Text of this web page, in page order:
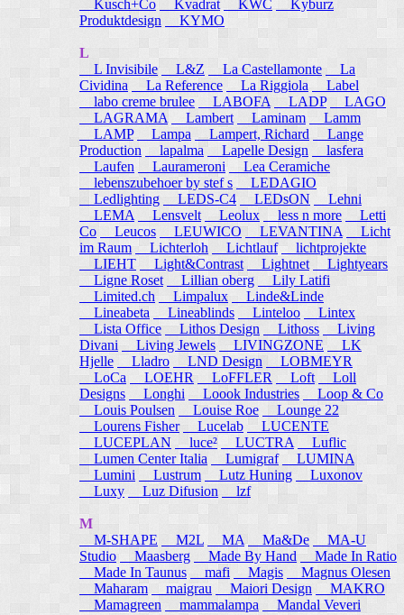
Kusch+Co
Kvadrat KWC
Kyburz
Produktdesign
KYMO
L
L Invisibile
L&Z La Castellamonte
La
Cividina
La Reference La Riggiola
Label
labo creme brulee
LABOFA LADP
LAGO
LAGRAMA
Lambert Laminam
Lamm
LAMP
Lampa Lampert, Richard
Lange
Production
lapalma Lapelle Design
lasfera
Laufen
Laurameroni
Lea Ceramiche
lebenszubehoer by stef s
LEDAGIO
Ledlighting
LEDS-C4 LEDsON
Lehni
LEMA
Lensvelt Leolux less n more
Letti
Co
Leucos LEUWICO LEVANTINA
Licht
im Raum
Lichterloh Lichtlauf lichtprojekte
LIEHT
Light&Contrast Lightnet
Lightyears
Ligne Roset
Lillian oberg
Lily Latifi
Limited.ch
Limpalux
Linde&Linde
Lineabeta
Lineablinds Linteloo
Lintex
Lista Office Lithos Design Lithoss
Living
Divani
Living Jewels LIVINGZONE
LK
Hjelle
Lladro LND Design
LOBMEYR
LoCa
LOEHR LoFFLER Loft
Loll
Designs
Longhi Loook Industries
Loop & Co
Louis Poulsen
Louise Roe
Lounge 22
Lourens Fisher
Lucelab
LUCENTE
LUCEPLAN
luce² LUCTRA
Luflic
Lumen Center Italia
Lumigraf
LUMINA
Lumini
Lustrum Lutz Huning
Luxonov
Luxy
Luz Difusion lzf
M
M-SHAPE
M2L MA Ma&De
MA-U
Studio
Maasberg Made By Hand
Made In Ratio
Made In Taunus
mafi Magis
Magnus Olesen
Maharam
maigrau Maiori Design
MAKRO
Mamagreen
mammalampa
Mandal Veveri